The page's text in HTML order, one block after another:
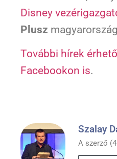
Disney
Plusz
További hírek
Facebookon is.
Szalay
A szerző